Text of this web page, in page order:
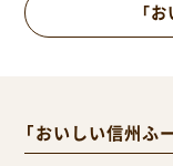
「
「おいしい信州ふ